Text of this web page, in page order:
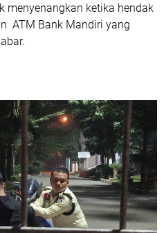
menyenangkan ketika hendak
ATM Bank Mandiri yang